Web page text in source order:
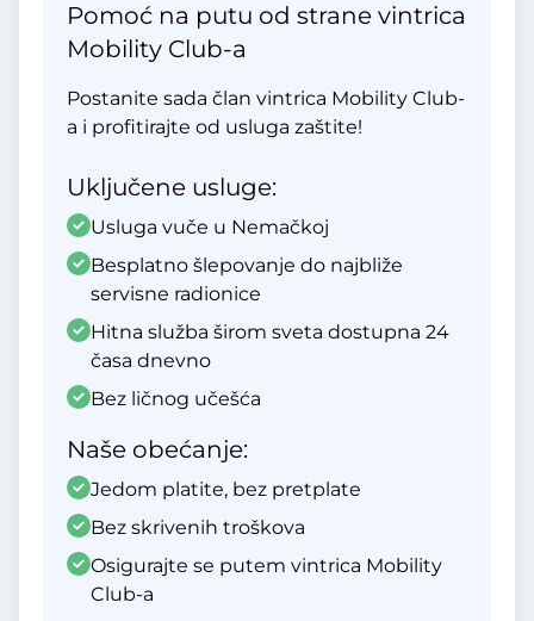
Pomoć na putu od strane vintrica
Mobility Club-a
Postanite sada član vintrica Mobility Club-
a i profitirajte od usluga zaštite!
Uključene usluge:
Usluga vuče u Nemačkoj
Besplatno šlepovanje do najbliže
servisne radionice
Hitna služba širom sveta dostupna 24
časa dnevno
Bez ličnog učešća
Naše obećanje:
Jedom platite, bez pretplate
Bez skrivenih troškova
Osigurajte se putem vintrica Mobility
Club-a